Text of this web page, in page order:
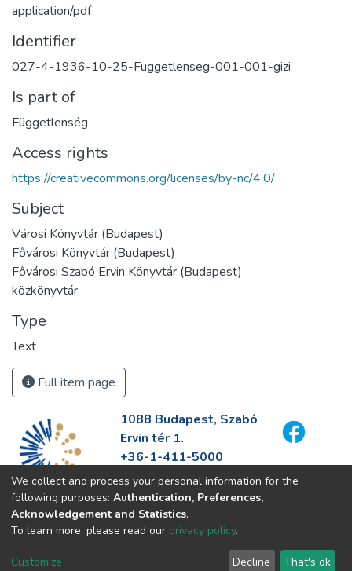
application/pdf
Identifier
027-4-1936-10-25-Fuggetlenseg-001-001-gizi
Is part of
Függetlenség
Access rights
https://creativecommons.org/licenses/by-nc/4.0/
Subject
Városi Könyvtár (Budapest)
Fővárosi Könyvtár (Budapest)
Fővárosi Szabó Ervin Könyvtár (Budapest)
közkönyvtár
Type
Text
Full item page
1088 Budapest, Szabó
Ervin tér 1.
+36-1-411-5000
info@fszek.hu
https://fszek.hu
We collect and process your personal information for the
following purposes: Authentication, Preferences,
Acknowledgement and Statistics.
To learn more, please read our privacy policy.
Customize Decline That's ok